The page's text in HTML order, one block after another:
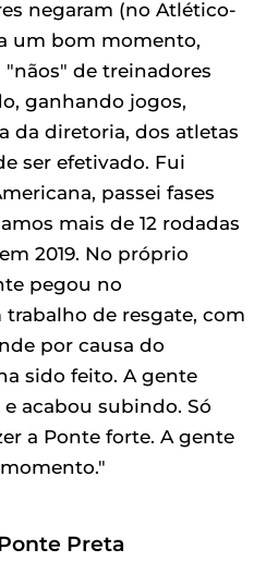
negaram (no Atlético-
um bom momento,
de treinadores
ganhando jogos,
da diretoria, dos atletas
ser efetivado. Fui
passei fases
mais de 12 rodadas
2019. No próprio
pegou no
de resgate, com
por causa do
sido feito. A gente
acabou subindo. Só
a Ponte forte. A gente
Preta